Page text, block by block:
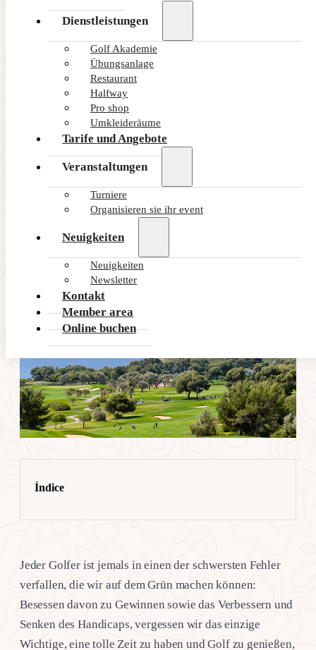
Dienstleistungen
Golf Akademie
Übungsanlage
Restaurant
Halfway
Pro shop
Umkleideräume
Tarife und Angebote
Veranstaltungen
Turniere
Organisieren sie ihr event
Neuigkeiten
Neuigkeiten
Newsletter
Kontakt
Member area
Online buchen
Índice
Jeder Golfer ist jemals in einen der schwersten Fehler
verfallen, die wir auf dem Grün machen können:
Besessen davon zu Gewinnen sowie das Verbessern und
Senken des Handicaps, vergessen wir das einzige
Wichtige, eine tolle Zeit zu haben und Golf zu genießen,